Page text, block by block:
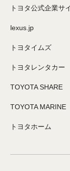
トヨタ公式企業サ
lexus.jp
トヨタイムズ
トヨタレンタカー
TOYOTA SHARE
TOYOTA MARINE
トヨタホーム